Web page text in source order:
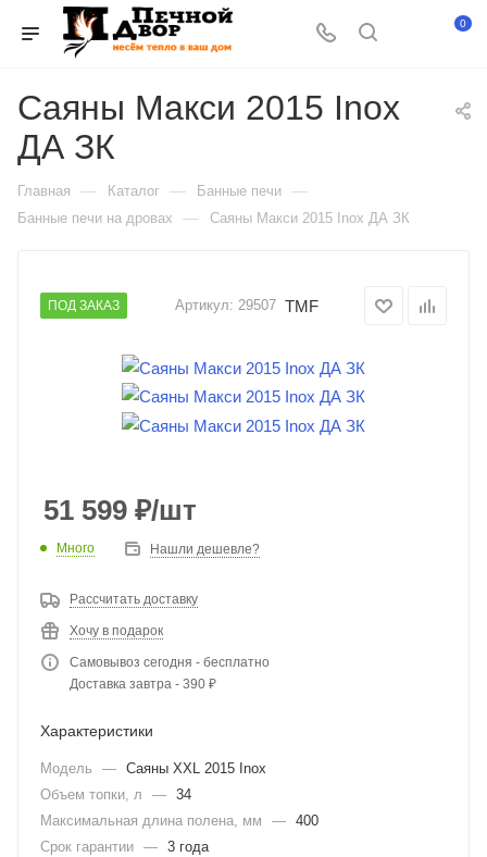
0
Саяны Макси 2015 Inox
ДА ЗК
Главная — Каталог — Банные печи —
Банные печи на дровах — Саяны Макси 2015 Inox ДА ЗК
ПОД ЗАКАЗ Артикул: 29507 TMF
51 599 ₽/шт
Много Нашли дешевле?
Рассчитать доставку
Хочу в подарок
Самовывоз сегодня - бесплатно
Доставка завтра - 390 ₽
Характеристики
Модель — Саяны XXL 2015 Inox
Объем топки, л
— 34
Максимальная длина полена, мм
— 400
Срок гарантии — 3 года